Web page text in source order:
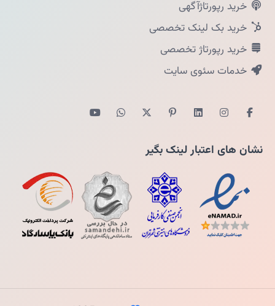
خرید رپورتاژآگهی
خرید بک لینک تخصصی
خرید رپورتاژ تخصصی
خدمات سئوی سایت
نشان های اعتبار لینک بگیر